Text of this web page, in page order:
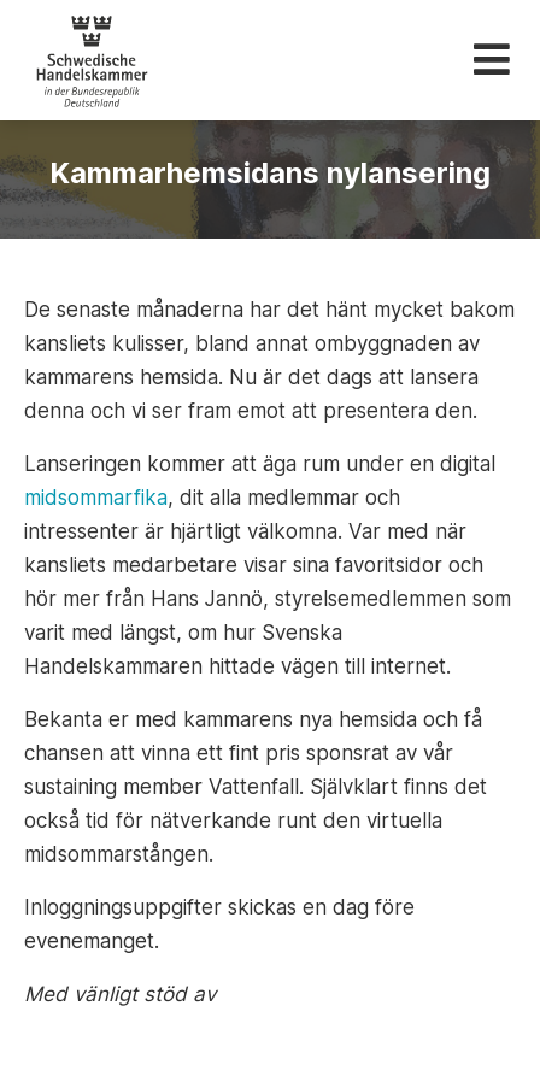
Svenska
Kammarhemsidans nylansering
De senaste månaderna har det hänt mycket bakom
kansliets kulisser, bland annat ombyggnaden av
kammarens hemsida. Nu är det dags att lansera
denna och vi ser fram emot att presentera den.
Lanseringen kommer att äga rum under en digital
midsommarfika, dit alla medlemmar och
intressenter är hjärtligt välkomna. Var med när
kansliets medarbetare visar sina favoritsidor och
hör mer från Hans Jannö, styrelsemedlemmen som
varit med längst, om hur Svenska
Handelskammaren hittade vägen till internet.
Bekanta er med kammarens nya hemsida och få
chansen att vinna ett fint pris sponsrat av vår
sustaining member Vattenfall. Självklart finns det
också tid för nätverkande runt den virtuella
midsommarstången.
Inloggningsuppgifter skickas en dag före
evenemanget.
Med vänligt stöd av